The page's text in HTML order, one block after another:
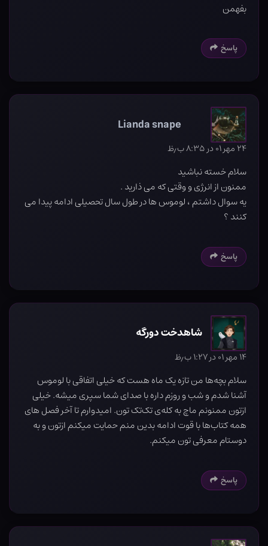
بفهمن
پاسخ
Lianda snape
۲۴ مهر ۰۱ در ۸:۳۵ ب٫ظ
سلام خسته نباشید
ممنون از انرژی و وقتی که می ذارید .
یه سوال داشتم ، لوموس ها در طول سال تحصیلی ادامه پیدا می
کنند ؟
پاسخ
شاهدخت دورگه
۱۴ مهر ۰۱ در ۱:۲۷ ب٫ظ
سلام بچه‌ها من تازه یک ماه هست که خیلی اتفاقی با لوموس
آشنا شدم و شب و روزم داره با صدای شما سپری میشه. خیلی
ازتون ممنونم ماچ به کله‌ی تک‌تک تون. امیدوارم تا آخر فصل های
همه کتاب‌ها با قوت ادامه بدين منم حمایت میکنم ازتون و به
دوستام معرفی تون میکنم.
پاسخ